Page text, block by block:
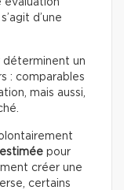
évaluation
d’une
déterminent un
: comparables
mais aussi,
pour
créer une
certains